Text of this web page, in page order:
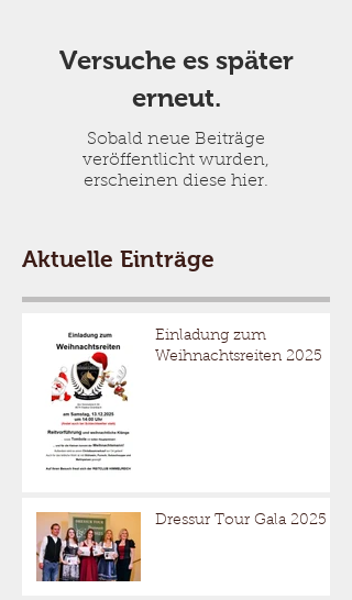
Versuche es später
erneut.
Sobald neue Beiträge
veröffentlicht wurden,
erscheinen diese hier.
Aktuelle Einträge
Einladung zum
Weihnachtsreiten 2025
Dressur Tour Gala 2025